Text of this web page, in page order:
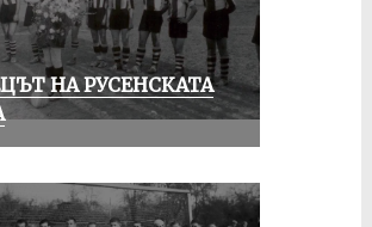
НА РУСЕНСКАТА